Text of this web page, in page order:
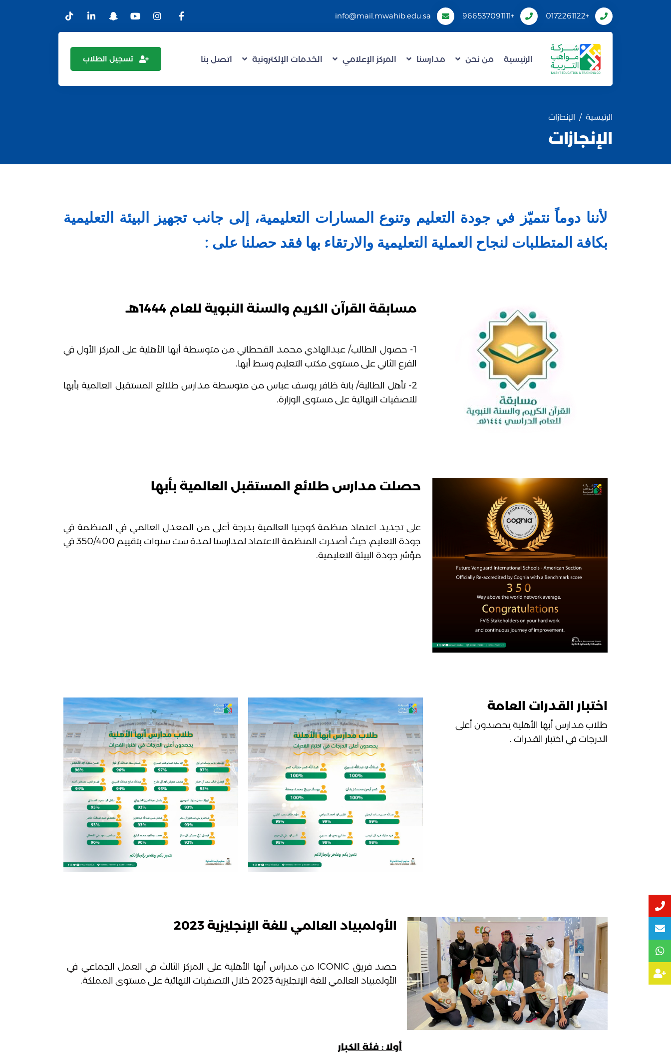
+0172261122
+966537091111
info@mail.mwahib.edu.sa
الرئيسية من نحن مدارسنا المركز الإعلامي الخدمات الإلكترونية اتصل بنا تسجيل الطلاب
الرئيسية الإنجازات
الإنجازات
لأننا دوماً نتميّز في جودة التعليم وتنوع المسارات التعليمية، إلى جانب تجهيز البيئة التعليمية
بكافة المتطلبات لنجاح العملية التعليمية والارتقاء بها فقد حصلنا على :
مسابقة القرآن الكريم والسنة النبوية للعام 1444هـ
1- حصول الطالب/ عبدالهادي محمد القحطاني من متوسطة أبها الأهلية على المركز الأول في
الفرع الثاني على مستوى مكتب التعليم وسط أبها.
2- تأهل الطالبة/ بانة ظافر يوسف عباس من متوسطة مدارس طلائع المستقبل العالمية بأبها
للتصفيات النهائية على مستوى الوزارة.
حصلت مدارس طلائع المستقبل العالمية بأبها
على تجديد اعتماد منظمة كوجنيا العالمية بدرجة أعلى من المعدل العالمي في المنظمة في
جودة التعليم، حيث أصدرت المنظمة الاعتماد لمدارسنا لمدة ست سنوات بتقييم 350/400 في
مؤشر جودة البيئة التعليمية.
اختبار القدرات العامة
طلاب مدارس أبها الأهلية يحصدون أعلى
الدرجات في اختبار القدرات .
الأولمبياد العالمي للغة الإنجليزية 2023
حصد فريق ICONIC من مدراس أبها الأهلية على المركز الثالث في العمل الجماعي في
الأولمبياد العالمي للغة الإنجليزية 2023 خلال التصفيات النهائية على مستوى المملكة.
أولا : فئة الكبار